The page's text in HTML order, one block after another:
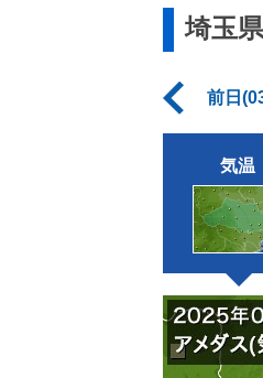
埼玉
前日
気温